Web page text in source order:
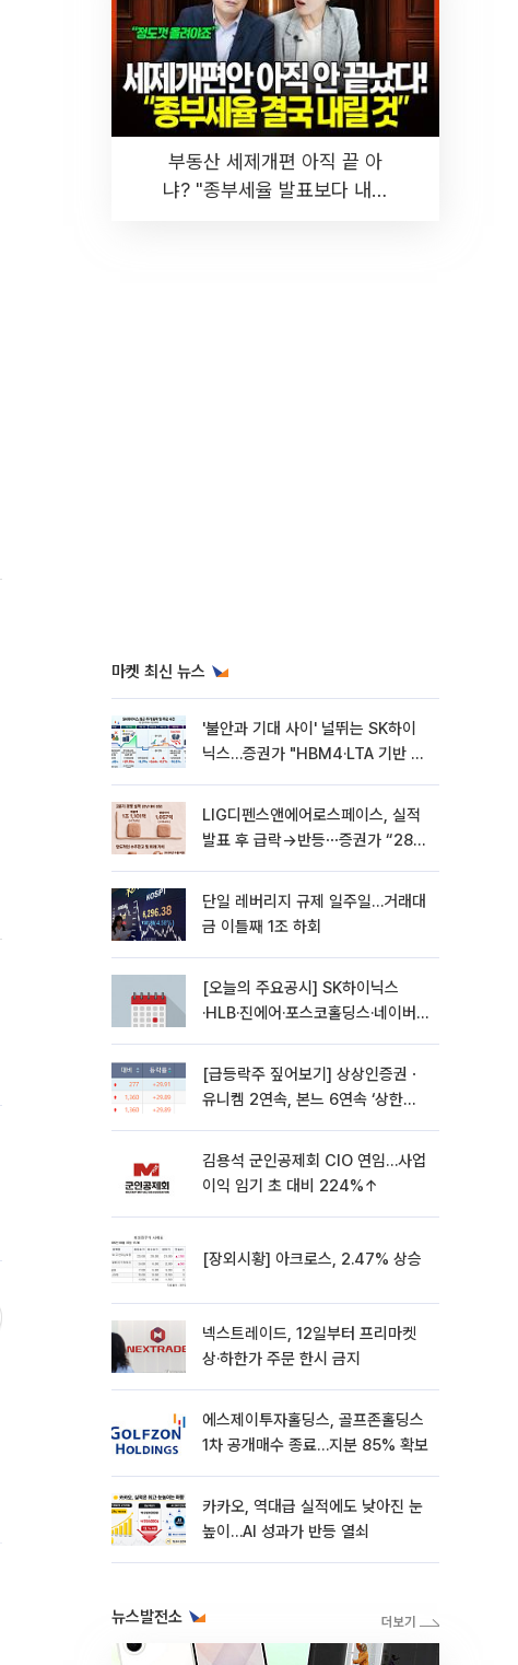
부동산 세제개편 아직 끝 아
냐? "종부세율 발표보다 내릴
마켓 최신 뉴스
'불안과 기대 사이' 널뛰는 SK하이
닉스…증권가 "HBM4·LTA 기반 펀
LIG디펜스앤에어로스페이스, 실적
발표 후 급락→반등⋯증권가 “28년
단일 레버리지 규제 일주일…거래대
금 이틀째 1조 하회
[오늘의 주요공시] SK하이닉스
·HLB·진에어·포스코홀딩스·네이버·
[급등락주 짚어보기] 상상인증권ㆍ
유니켐 2연속, 본느 6연속 ‘상한
김용석 군인공제회 CIO 연임…사업
이익 임기 초 대비 224%↑
[장외시황] 아크로스, 2.47% 상승
넥스트레이드, 12일부터 프리마켓
상·하한가 주문 한시 금지
에스제이투자홀딩스, 골프존홀딩스
1차 공개매수 종료…지분 85% 확보
카카오, 역대급 실적에도 낮아진 눈
높이…AI 성과가 반등 열쇠
뉴스발전소